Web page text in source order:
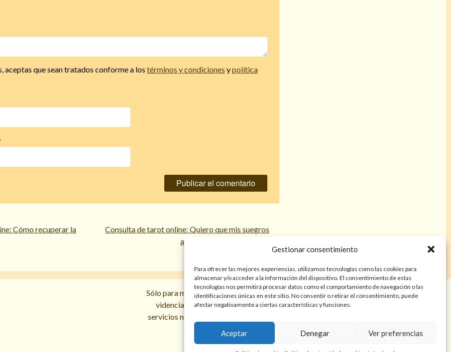
Gestionar consentimiento
Para ofrecer las mejores experiencias, utilizamos tecnologías como las cookies para
almacenar y/o acceder a la información del dispositivo. El consentimiento de estas
tecnologías nos permitirá procesar datos como el comportamiento de navegación o las
identificaciones únicas en este sitio. No consentir o retirar el consentimiento, puede
afectar negativamente a ciertas características y funciones.
Aceptar Denegar Ver preferencias
aceptas que sean tratados conforme a los términos y condiciones ypolítica
Cómo recuperar la
Consulta de tarot online: Quiero que mis suegros
admitan nuestra relación
Sólo para mayores de 18 años. Las lecturas de cartas, hechizos, amarres, endulzamientos,
videncias y predicciones tienen finalidad de entretenimiento y/o ayuda personal. Estos
servicios no sustituyen la atención psicológica, médica, psiquiátrica, financiera o legal. El